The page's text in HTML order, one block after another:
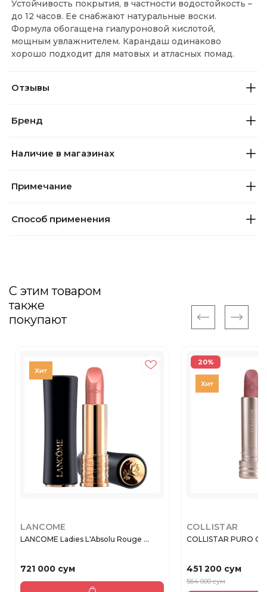
Устойчивость покрытия, в частности водостойкость –
до 12 часов. Ее снабжают натуральные воски.
Формула обогащена гиалуроновой кислотой,
мощным увлажнителем. Карандаш одинаково
хорошо подходит для матовых и атласных помад.
Отзывы
Бренд
Наличие в магазинах
Примечание
Способ применения
С этим товаром
также
покупают
LANCOME
LANCOME Ladies L'Absolu Rouge ...
721 000 сум
20%
COLLISTAR
COLLISTAR PURO
451 200 сум
564 000 сум